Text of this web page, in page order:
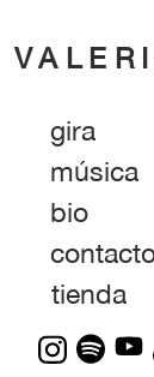
gira
música
bio
tienda